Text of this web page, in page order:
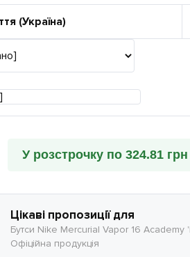
(Україна)
У розстрочку по 324.81 грн
Цікаві пропозиції для
Бутси Nike Mercurial Vapor 16 Academy
Офіційна продукція